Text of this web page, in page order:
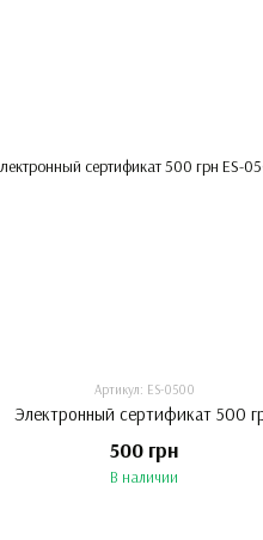
Артикул: ES-0500
Электронный сертификат 500
500 грн
В наличии